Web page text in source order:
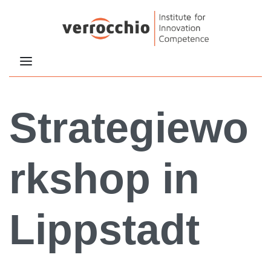
Strategiewo
rkshop in
Lippstadt